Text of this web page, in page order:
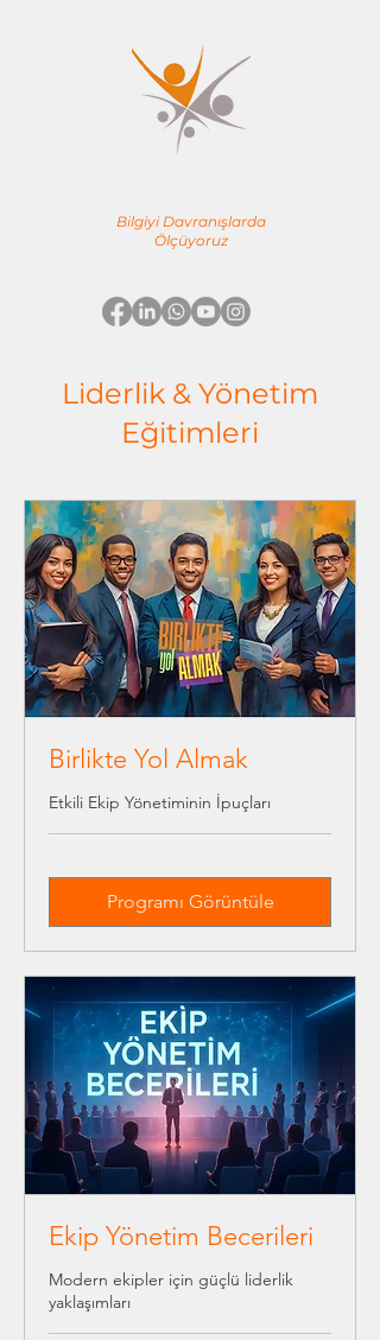
Bilgiyi Davranışlarda
Ölçüyoruz
Liderlik & Yönetim
Eğitimleri
Birlikte Yol Almak
Etkili Ekip Yönetiminin İpuçları
Programı Görüntüle
Ekip Yönetim Becerileri
Modern ekipler için güçlü liderlik
yaklaşımları